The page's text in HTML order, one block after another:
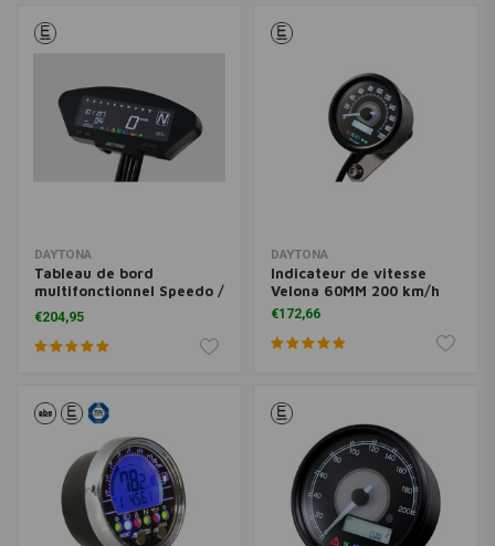
DAYTONA
Tableau de bord
multifonctionnel Speedo /
Tacho
€204,95
DAYTONA
Indicateur de vitesse
Velona 60MM 200 km/h
€172,66